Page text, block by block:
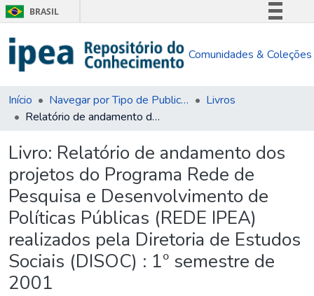
BRASIL
Comunica BR
Acesso à informação
Comunidades & Coleções
Início Navegar por Tipo de Publicação
Livros
Relatório de andamento dos projetos do Programa Rede de Pesquisa e Desenvolvimento de Políticas Públicas (REDE IPEA) realizados pela Diretoria de Estudos Sociais (DISOC) : 1º semestre de 2001
Livro: Relatório de andamento dos
projetos do Programa Rede de
Pesquisa e Desenvolvimento de
Políticas Públicas (REDE IPEA)
realizados pela Diretoria de Estudos
Sociais (DISOC) : 1º semestre de
2001